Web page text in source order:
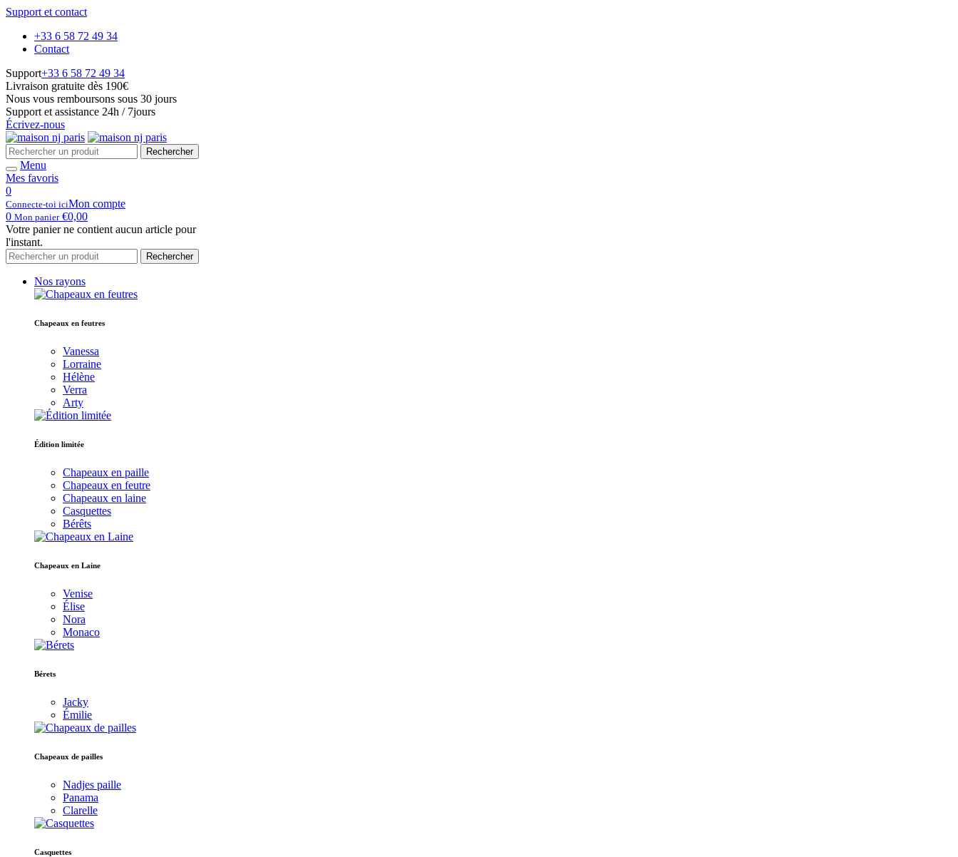
Support et contact
+33 6 58 72 49 34
Contact
Support+33 6 58 72 49 34
Livraison gratuite dès 190€
Nous vous remboursons sous 30 jours
Support et assistance 24h / 7jours
Écrivez-nous
Rechercher
Menu
Mes favoris
0
Connecte-toi iciMon compte
0 Mon panier€0,00
Votre panier ne contient aucun article pour
l'instant.
Rechercher
Nos rayons
Chapeaux en feutres
Vanessa
Lorraine
Hélène
Verra
Arty
Édition limitée
Chapeaux en paille
Chapeaux en feutre
Chapeaux en laine
Casquettes
Bérêts
Chapeaux en Laine
Venise
Élise
Nora
Monaco
Bérets
Jacky
Émilie
Chapeaux de pailles
Nadjes paille
Panama
Clarelle
Casquettes